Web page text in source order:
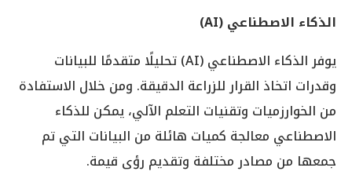
الذكاء الاصطناعي (AI
)
يوفر الذكاء الاصطناعي (AI) تحليلًا متقدمًا للبيانات
وقدرات اتخاذ القرار للزراعة الدقيقة. ومن خلال الاستفادة
من الخوارزميات وتقنيات التعلم الآلي، يمكن للذكاء
الاصطناعي معالجة كميات هائلة من البيانات التي تم
جمعها من مصادر مختلفة وتقديم رؤى قيمة.